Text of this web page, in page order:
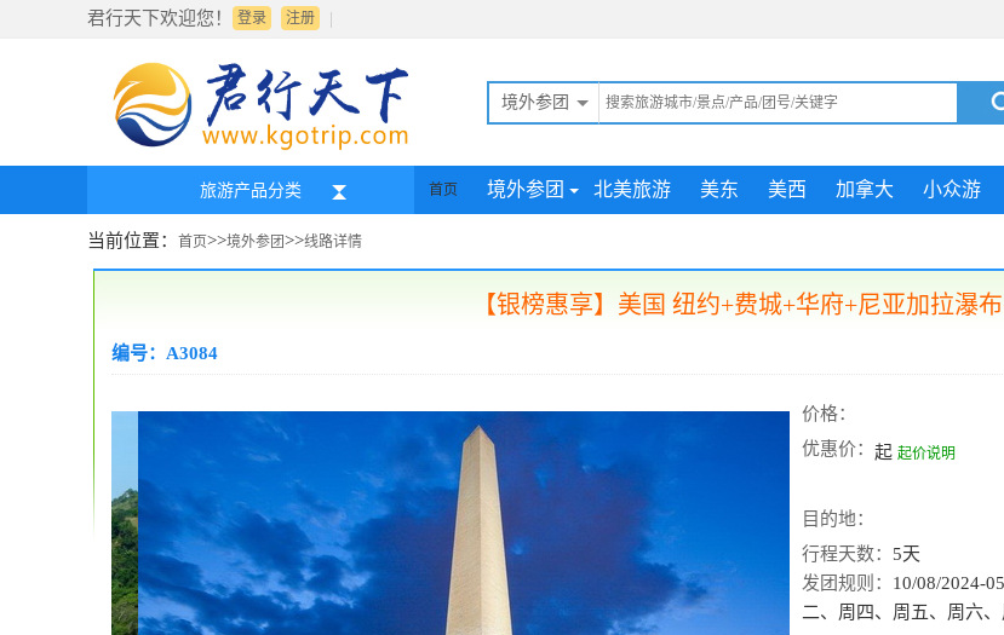
君行天下欢迎您！ 登录 |
注册
境外参团
旅游产品分类 首页 境外参团 北美旅游 美东 美西 加拿大 小众游
当前位置： 首页>>境外参团>>线路详情
【银榜惠享】美国 纽约+费城+华府+尼亚加拉瀑
编号：A3084
价格：
优惠价： 起 起价说明
目的地：
行程天数： 5天
发团规则： 10/08/2024-
二、周四、周五、周六